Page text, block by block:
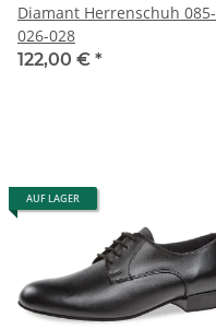
Diamant Herrenschuh 085-
026-028
122,00 € *
AUF LAGER